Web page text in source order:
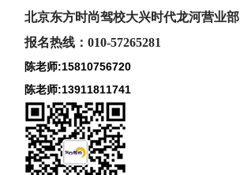
北京东方时尚驾校大兴时代龙河营业部
报名热线：010-57265281
陈老师:15810756720
陈老师:13911811741